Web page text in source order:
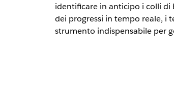
identificare in anticipo i colli di
dei progressi in tempo reale, i
strumento indispensabile per